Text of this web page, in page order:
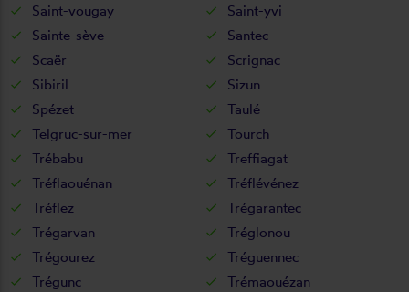
Saint-vougay
Saint-yvi
Sainte-sève
Santec
Scaër
Scrignac
Sibiril
Sizun
Spézet
Taulé
Telgruc-sur-mer
Tourch
Trébabu
Treffiagat
Tréflaouénan
Tréflévénez
Tréflez
Trégarantec
Trégarvan
Tréglonou
Trégourez
Tréguennec
Trégunc
Trémaouézan